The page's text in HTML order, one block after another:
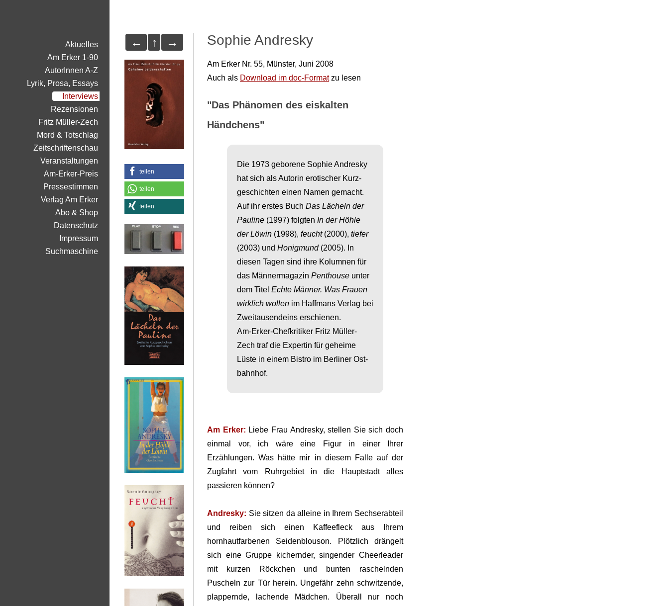
← ↑ →
teilen
teilen
teilen
Sophie Andresky
Am Erker Nr. 55, Münster, Juni 2008
Auch als Download im doc-Formatzu lesen
"Das Phänomen des eiskalten
Händchens"
Die 1973 geborene Sophie Andresky
hat sich als Autorin erotischer Kurz­
geschich­ten einen Namen gemacht.
Auf ihr erstes Buch Das Lächeln der
Pauline (1997) folgten In der Höhle
der Löwin (1998), feucht(2000), tiefer
(2003) und Honig­mund(2005). In
diesen Tagen sind ihre Kolum­nen für
das Männer­magazin Penthouse unter
dem Titel Echte Männer. Was Frauen
wirklich wollen im Haff­mans Verlag bei
Zwei­tausend­eins erschienen.
Am-Erker-Chef­kritiker Fritz Müller-
Zech traf die Expertin für geheime
Lüste in einem Bistro im Berliner Ost­
bahnhof.
Am Erker: Liebe Frau Andresky, stellen Sie sich doch
einmal vor, ich wäre eine Figur in einer Ihrer
Erzählungen. Was hätte mir in diesem Falle auf der
Zugfahrt vom Ruhrgebiet in die Hauptstadt alles
passieren können?
Andresky: Sie sitzen da alleine in Ihrem Sechserabteil
und reiben sich einen Kaffeefleck aus Ihrem
hornhautfarbenen Seidenblouson. Plötzlich drängelt
sich eine Gruppe kichernder, singender Cheerleader
mit kurzen Röckchen und bunten raschelnden
Puscheln zur Tür herein. Ungefähr zehn schwitzende,
plappernde, lachende Mädchen. Überall nur noch
Aktuelles
Am Erker 1-90
AutorInnen A-Z
Lyrik, Prosa, Essays
Interviews
Rezensionen
Fritz Müller-Zech
Mord & Totschlag
Zeitschriftenschau
Veranstaltungen
Am-Erker-Preis
Pressestimmen
Verlag Am Erker
Abo & Shop
Datenschutz
Impressum
Suchmaschine